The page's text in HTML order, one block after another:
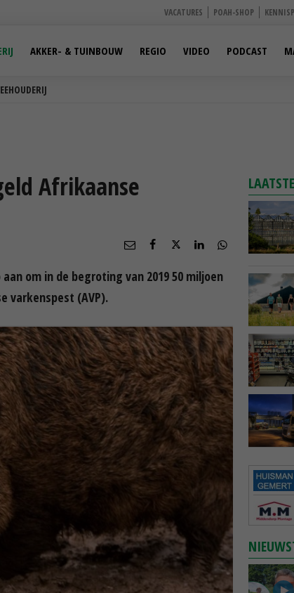
VACATURES POAH-SHOP
AKKER- & TUINBOUW REGIO VIDEO PODCAST
Afrikaanse
om in de begroting van 2019 50 miljoen
varkenspest (AVP).